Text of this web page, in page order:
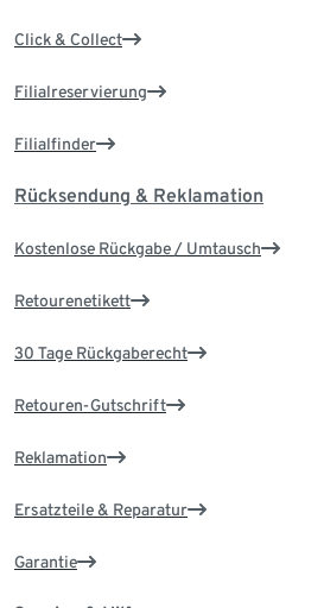
Click & Collect
Filialreservierung
Filialfinder
Rücksendung & Reklamation
Kostenlose Rückgabe / Umtausch
Retourenetikett
30 Tage Rückgaberecht
Retouren-Gutschrift
Reklamation
Ersatzteile & Reparatur
Garantie